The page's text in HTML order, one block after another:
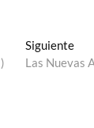
Siguiente
Las Nuevas